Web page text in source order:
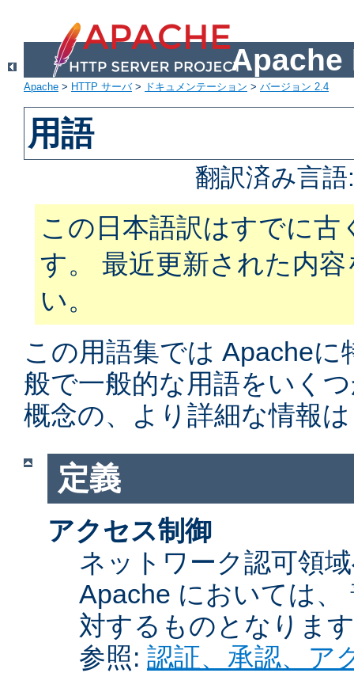
Apache
Apache > HTTP サーバ> ドキュメンテーション > バージョン 2.4
用語
翻訳済み言
この日本語訳はすでに
す。 最近更新された内
い。
この用語集では Apache
般で一般的な用語をいく
概念の、より詳細な情報
定義
アクセス制御
ネットワーク認可領
Apache においては
対するものとなりま
参照: 認証、承認、ア